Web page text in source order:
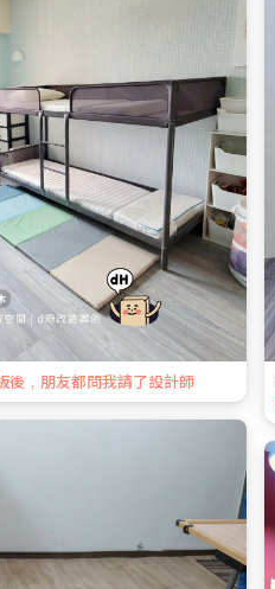
後，朋友都問我請了設計師